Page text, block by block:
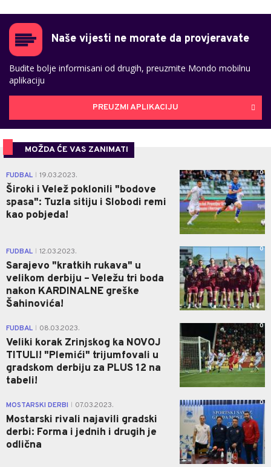
Naše vijesti ne morate da provjeravate
Budite bolje informisani od drugih, preuzmite Mondo mobilnu
aplikaciju
PREUZMI APLIKACIJU
MOŽDA ĆE VAS ZANIMATI
FUDBAL 19.03.2023.
Široki i Velež poklonili "bodove
spasa": Tuzla sitiju i Slobodi remi
kao pobjeda!
0
FUDBAL 12.03.2023.
Sarajevo "kratkih rukava" u
velikom derbiju – Veležu tri boda
nakon KARDINALNE greške
Šahinovića!
0
FUDBAL 08.03.2023.
Veliki korak Zrinjskog ka NOVOJ
TITULI! "Plemići" trijumfovali u
gradskom derbiju za PLUS 12 na
tabeli!
0
MOSTARSKI DERBI 07.03.2023.
Mostarski rivali najavili gradski
derbi: Forma i jednih i drugih je
odlična
0